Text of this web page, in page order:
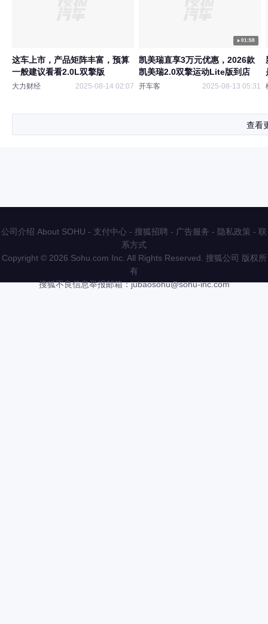
这车上市，产品矩阵丰富，预算
一般建议看看2.0L双擎版
大力财经 2025-08-14 02:07
01:58
凯美瑞直享3万元优惠，2026款
凯美瑞2.0双擎运动Lite版到店
开车客 2025-08-13 05:31
查看
公司介绍 About SOHU - 支付中心 - 搜狐招聘 - 广告服务 - 隐私政策 - 联
系方式
Copyright © 2026 Sohu.com Inc. All Rights Reserved. 搜狐公司 版权所
有
搜狐不良信息举报邮箱：jubaosohu@sohu-inc.com